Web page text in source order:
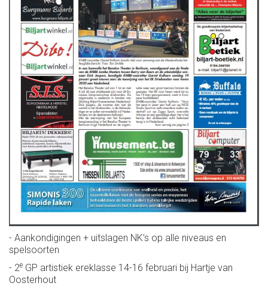
- Aankondigingen + uitslagen NK’s op alle niveaus en
spelsoorten
- 2e GP artistiek ereklasse 14-16 februari bij Hartje van
Oosterhout